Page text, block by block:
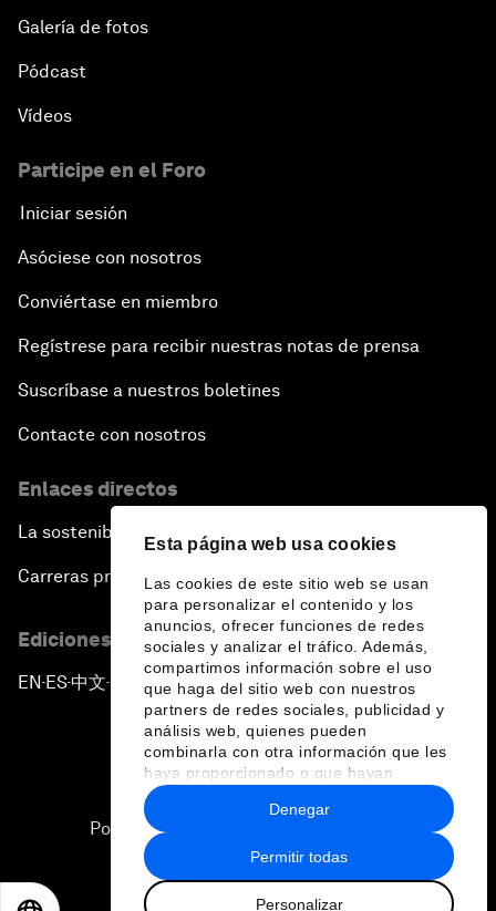
Esta página web usa cookies
Las cookies de este sitio web se usan
para personalizar el contenido y los
anuncios, ofrecer funciones de redes
sociales y analizar el tráfico. Además,
compartimos información sobre el uso
que haga del sitio web con nuestros
partners de redes sociales, publicidad y
análisis web, quienes pueden
combinarla con otra información que les
haya proporcionado o que hayan
recopilado a partir del uso que haya
hecho de sus servicios.
Permitir todas
Personalizar
Denegar
Galería de fotos
Pódcast
Vídeos
Participe en el Foro
Iniciar sesión
Asóciese con nosotros
Conviértase en miembro
Regístrese para recibir nuestras notas de prensa
Suscríbase a nuestros boletines
Contacte con nosotros
Enlaces directos
La sostenibilidad en el Foro
Carreras profesionales
Ediciones en otros idiomas
EN ▪ES▪中文▪ 日本語
Política de privacidad y normas de uso
Sitemap